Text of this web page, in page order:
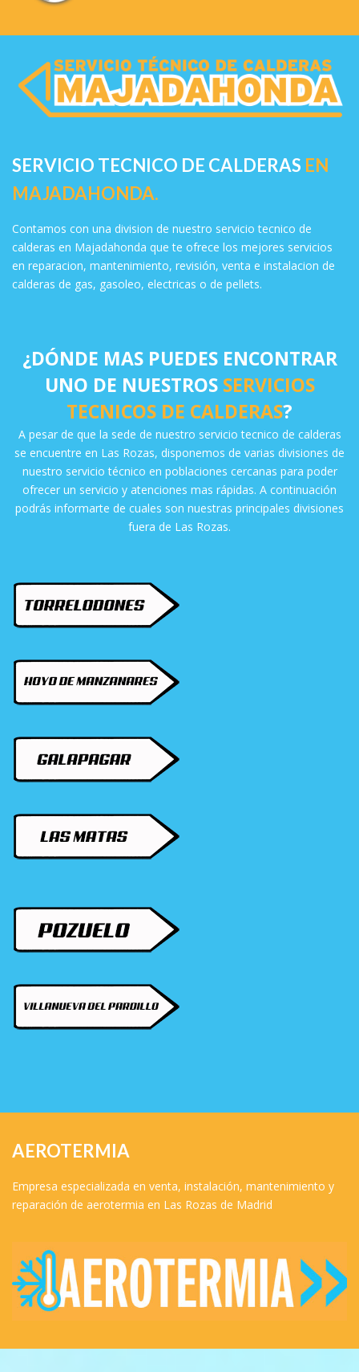
SERVICIO TECNICO DE CALDERAS EN
MAJADAHONDA.
Contamos con una division de nuestro servicio tecnico de
calderas en Majadahonda que te ofrece los mejores servicios
en reparacion, mantenimiento, revisión, venta e instalacion de
calderas de gas, gasoleo, electricas o de pellets.
¿DÓNDE MAS PUEDES ENCONTRAR
UNO DE NUESTROS SERVICIOS
TECNICOS DE CALDERAS?
A pesar de que la sede de nuestro servicio tecnico de calderas
se encuentre en Las Rozas, disponemos de varias divisiones de
nuestro servicio técnico en poblaciones cercanas para poder
ofrecer un servicio y atenciones mas rápidas. A continuación
podrás informarte de cuales son nuestras principales divisiones
fuera de Las Rozas.
AEROTERMIA
Empresa especializada en venta, instalación, mantenimiento y
reparación de aerotermia en Las Rozas de Madrid